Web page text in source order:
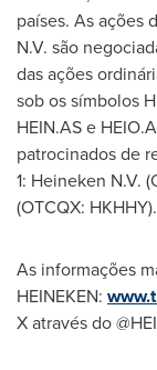
países. As ações
N.V. são
das ações
sob os símbolos
HEIN.AS e
patrocinados de
1: Heineken N.V.
(OTCQX: HKHHY).
As informações
HEINEKEN:
X através do